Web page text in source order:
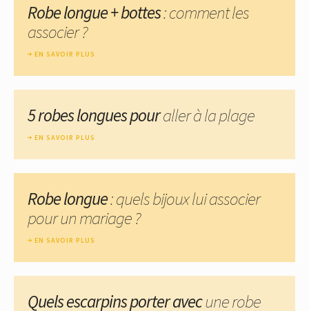
Robe longue + bottes: comment les
associer ?
EN SAVOIR PLUS
5 robes longues pouraller à la plage
EN SAVOIR PLUS
Robe longue: quels bijoux lui associer
pour un mariage ?
EN SAVOIR PLUS
Quels escarpins porter avecune robe